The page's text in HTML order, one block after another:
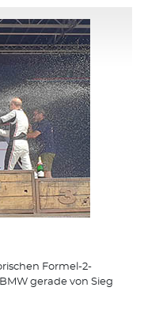
Formel-2-
gerade von Sieg